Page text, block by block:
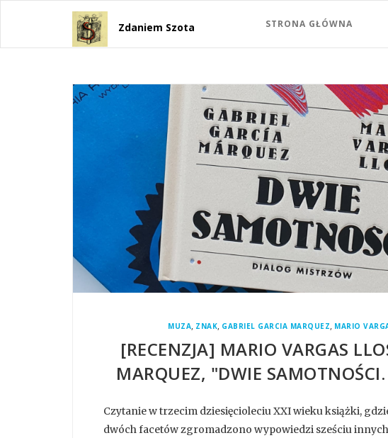
Zdaniem Szota STRONA GŁÓWNA
MUZA, ZNAK, GABRIEL GARCIA MARQUEZ, MARIO
[RECENZJA] MARIO VARGAS
MARQUEZ, "DWIE
Czytanie w trzecim dziesięcioleciu XXI wieku książki,
dwóch facetów zgromadzono wypowiedzi sześciu